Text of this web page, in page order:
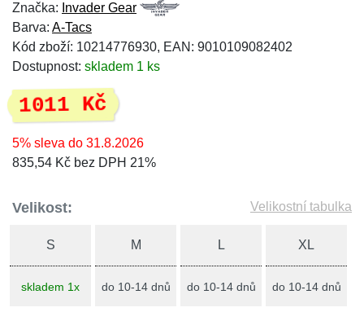
Značka: Invader Gear
Barva: A-Tacs
Kód zboží: 10214776930, EAN: 9010109082402
Dostupnost: skladem 1 ks
1011 Kč
5% sleva do 31.8.2026
835,54 Kč bez DPH 21%
Velikost: Velikostní tabulka
S
skladem 1x
M
do 10-14 dnů
L
do 10-14 dnů
XL
do 10-14 dnů